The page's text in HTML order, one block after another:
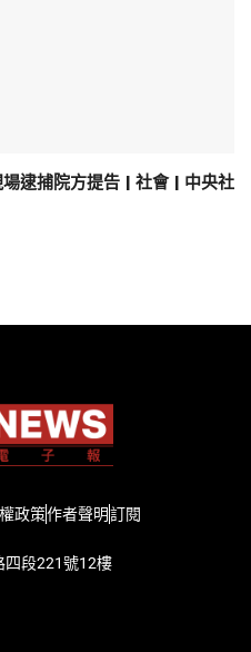
逮捕院方提告 | 社會 | 中央社
政策作者聲明訂閱
四段221號12樓